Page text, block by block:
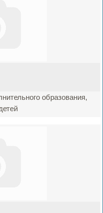
образования,